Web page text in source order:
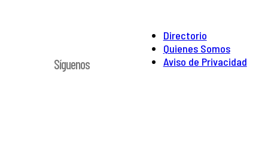
Directorio
Quienes Somos
Aviso de Privacidad
Síguenos